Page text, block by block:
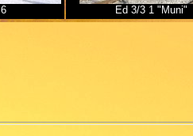
Ed 3/3 1 "Muni"